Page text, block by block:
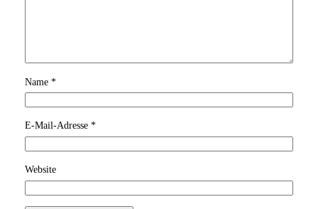
Name *
E-Mail-Adresse *
Website